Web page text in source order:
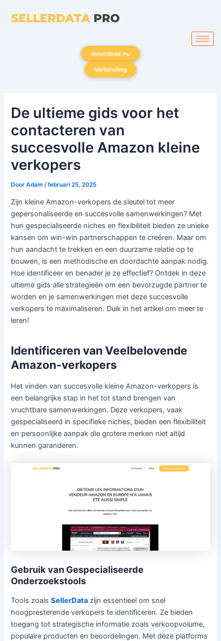
naar
download nu
Verbinding
De ultieme gids voor het
contacteren van
succesvolle Amazon kleine
verkopers
DoorAdam /februari 25, 2025
Zijn kleine Amazon-verkopers de sleutel tot meer
gepersonaliseerde en succesvolle samenwerkingen? Met
hun gespecialiseerde niches en flexibiliteit bieden ze unieke
kansen om win-win partnerschappen te creëren. Maar om
hun aandacht te trekken en een duurzame relatie op te
bouwen, is een methodische en doordachte aanpak nodig.
Hoe identificeer en benader je ze effectief? Ontdek in deze
ultieme gids alle strategieën om een bevorzugde partner te
worden en je samenwerkingen met deze succesvolle
verkopers te maximaliseren. Duik in het artikel om meer te
leren!
Identificeren van Veelbelovende
Amazon-verkopers
Het vinden van succesvolle kleine Amazon-verkopers is
een belangrijke stap in het tot stand brengen van
vruchtbare samenwerkingen. Deze verkopers, vaak
gespecialiseerd in specifieke niches, bieden een flexibiliteit
en persoonlijke aanpak die grotere merken niet altijd
kunnen garanderen.
Gebruik van Gespecialiseerde
Onderzoekstools
Tools zoalsSellerData zijn essentieel om snel
hoogpresterende verkopers te identificeren. Ze bieden
toegang tot strategische informatie zoals verkoopvolume,
populaire producten en beoordelingen. Met deze platforms